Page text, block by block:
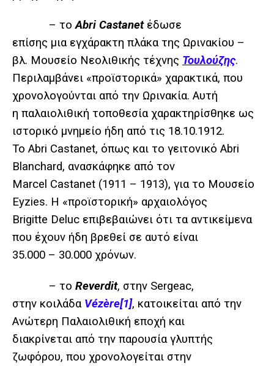
– τοAbri Castanetέδωσε
επίσης μια εγχάρακτη πλάκα της Ωρινακίου –
βλ. Μουσείο Νεολιθικής τέχνης Τουλούζης.
Περιλαμβάνει «προϊστορικά» χαρακτικά, που
χρονολογούνται από την Ωρινακία. Αυτή
η παλαιολιθική τοποθεσία χαρακτηρίσθηκε ως
ιστορικό μνημείο ήδη από τις 18.10.1912.
Το Abri Castanet, όπως και το γειτονικό Abri
Blanchard, ανασκάφηκε από τον
Marcel Castanet (1911 – 1913), για το Μουσείο
Eyzies. Η «προϊστορική» αρχαιολόγος
Brigitte Deluc επιβεβαιώνει ότι τα αντικείμενα
που έχουν ήδη βρεθεί σε αυτό είναι
35.000 – 30.000 χρόνων.
– το Reverdit, στην Sergeac,
στην κοιλάδα Vézère[1], κατοικείται από την
Ανώτερη Παλαιολιθική εποχή και
διακρίνεται από την παρουσία γλυπτής
ζωφόρου, που χρονολογείται στην